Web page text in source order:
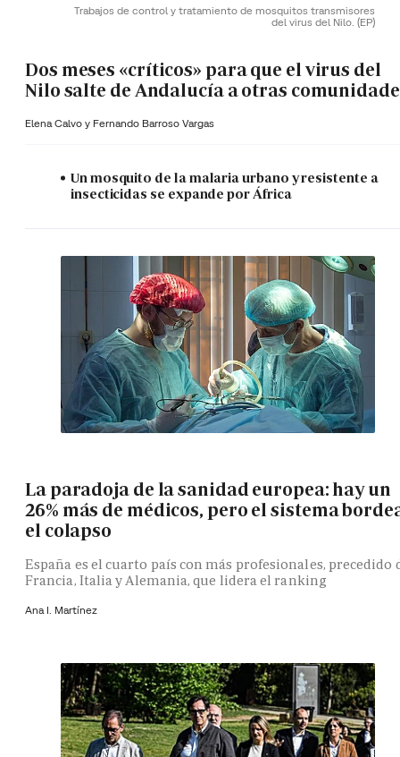
Trabajos de control y tratamiento de mosquitos transmisores
del virus del Nilo. (EP)
Dos meses «críticos» para que el virus del
Nilo salte de Andalucía a otras
Elena Calvo y Fernando Barroso Vargas
Un mosquito de la malaria urbano y resistente a
insecticidas se expande por África
La paradoja de la sanidad europea: hay un
26% más de médicos, pero el sistema
el colapso
España es el cuarto país con más profesionales, precedido
Francia, Italia y Alemania, que lidera el ranking
Ana I. Martínez